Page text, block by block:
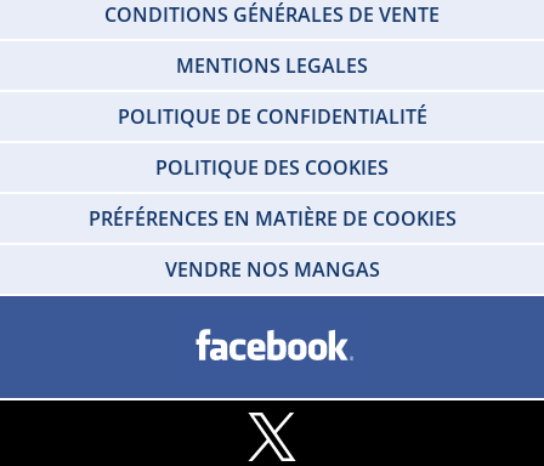
CONDITIONS GÉNÉRALES DE VENTE
MENTIONS LEGALES
POLITIQUE DE CONFIDENTIALITÉ
POLITIQUE DES COOKIES
PRÉFÉRENCES EN MATIÈRE DE COOKIES
VENDRE NOS MANGAS